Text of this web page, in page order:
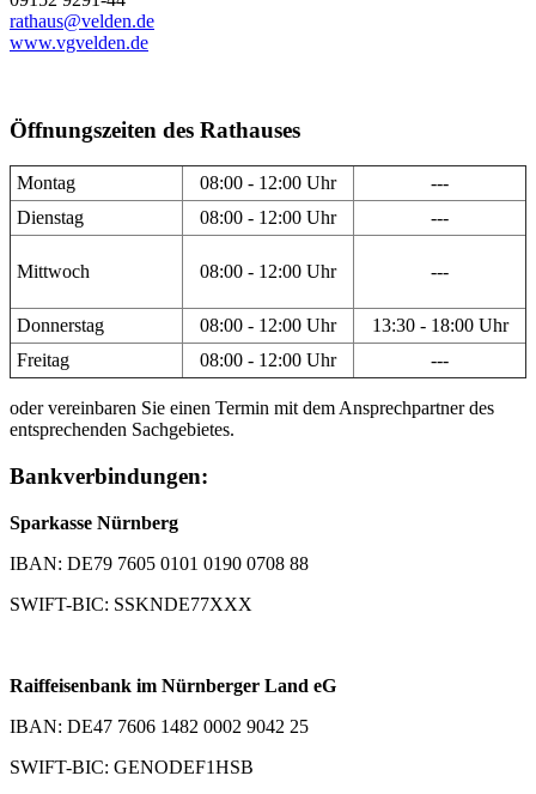
rathaus@velden.de
www.vgvelden.de
Öffnungszeiten des Rathauses
Montag 08:00 - 12:00 Uhr
---
Dienstag
08:00 - 12:00 Uhr ---
Mittwoch 08:00 - 12:00 Uhr ---
Donnerstag 08:00 - 12:00 Uhr
13:30 - 18:00 Uhr
Freitag
08:00 - 12:00 Uhr ---
oder vereinbaren Sie einen Termin mit dem Ansprechpartner des
entsprechenden Sachgebietes.
Bankverbindungen:
Sparkasse Nürnberg
IBAN: DE79 7605 0101 0190 0708 88
SWIFT-BIC: SSKNDE77XXX
Raiffeisenbank im Nürnberger Land eG
IBAN: DE47 7606 1482 0002 9042 25
SWIFT-BIC: GENODEF1HSB